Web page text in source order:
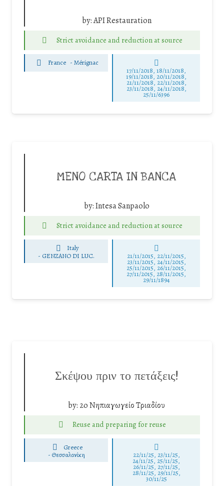
by:API Restauration
Strict avoidance and reduction at source
France - Mérignac
17/11/2018, 18/11/2018,
19/11/2018, 20/11/2018,
21/11/2018, 22/11/2018,
23/11/2018, 24/11/2018,
25/11/6396
MENO CARTA IN BANCA
by:Intesa Sanpaolo
Strict avoidance and reduction at source
Italy
- GENZANO DI LUC. 21/11/2015, 22/11/2015,
23/11/2015, 24/11/2015,
25/11/2015, 26/11/2015,
27/11/2015, 28/11/2015,
29/11/1894
Σκέψου πριν το πετάξεις!
by: 2o Νηπιαγωγείο Τριαδίου
Reuse and preparing for reuse
Greece
- Θεσσαλονίκη 22/11/25, 23/11/25,
24/11/25, 25/11/25,
26/11/25, 27/11/25,
28/11/25, 29/11/25,
30/11/25